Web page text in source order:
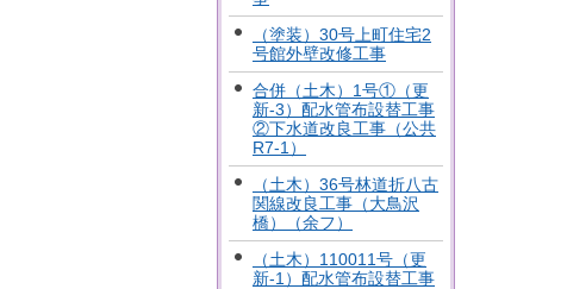
（塗装）30号上町住宅2
号館外壁改修工事
合併（土木）1号①（更
新-3）配水管布設替工事
②下水道改良工事（公共
R7-1）
（土木）36号林道折八古
関線改良工事（大鳥沢
橋）（余フ）
（土木）110011号（更
新-1）配水管布設替工事